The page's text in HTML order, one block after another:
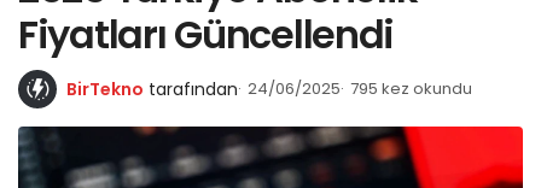
Fiyatları Güncellendi
BirTekno tarafından 24/06/2025 795 kez okundu